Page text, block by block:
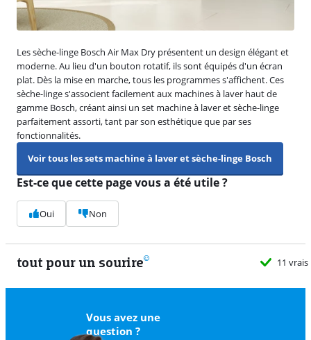
Les sèche-linge Bosch Air Max Dry présentent un design élégant et
moderne. Au lieu d'un bouton rotatif, ils sont équipés d'un écran
plat. Dès la mise en marche, tous les programmes s'affichent. Ces
sèche-linge s'associent facilement aux machines à laver haut de
gamme Bosch, créant ainsi un set machine à laver et sèche-linge
parfaitement assorti, tant par son esthétique que par ses
fonctionnalités.
Voir tous les sets machine à laver et sèche-linge Bosch
Est-ce que cette page vous a été utile ?
Oui Non
tout pour un sourire 11
Vous avez une
question ?